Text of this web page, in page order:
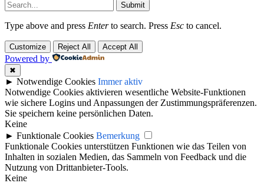
Submit
Type above and press Enterto search. Press Esc to cancel.
Customize Reject All Accept All
Powered by
✖
► Notwendige Cookies Immer aktiv
Notwendige Cookies aktivieren wesentliche Website-Funktionen
wie sichere Logins und Anpassungen der Zustimmungspräferenzen.
Sie speichern keine persönlichen Daten.
Keine
► Funktionale Cookies Bemerkung
Funktionale Cookies unterstützen Funktionen wie das Teilen von
Inhalten in sozialen Medien, das Sammeln von Feedback und die
Nutzung von Drittanbieter-Tools.
Keine